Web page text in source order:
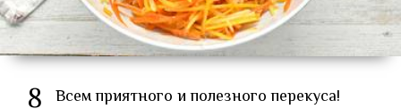
8 Всем приятного и полезного перекуса!